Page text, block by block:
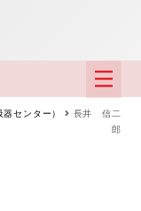
センター）
長井 信二
郎